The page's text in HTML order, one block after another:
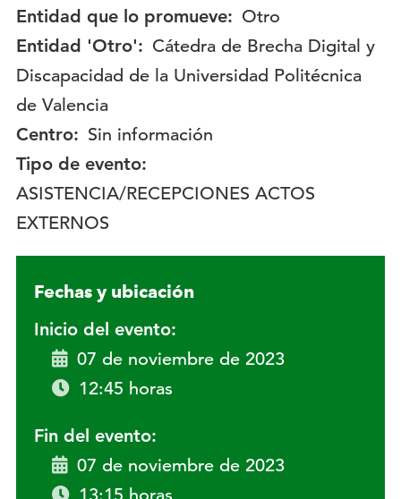
Entidad que lo promueve: Otro
Entidad 'Otro': Cátedra de Brecha Digital y
Discapacidad de la Universidad Politécnica
de Valencia
Centro: Sin información
Tipo de evento:
ASISTENCIA/RECEPCIONES ACTOS
EXTERNOS
Fechas y ubicación
Inicio del evento:
07 de noviembre de 2023
12:45 horas
Fin del evento:
07 de noviembre de 2023